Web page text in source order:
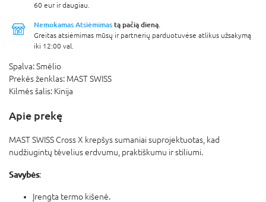
60 eur ir daugiau.
Nemokamas Atsiėmimas tą pačią dieną.
Greitas atsiėmimas mūsų ir partnerių parduotuvėse atlikus užsakymą
iki 12:00 val.
Spalva:Smėlio
Prekės ženklas: MAST SWISS
Kilmės šalis: Kinija
Apie prekę
MAST SWISS Cross X krepšys sumaniai suprojektuotas, kad
nudžiugintų tėvelius erdvumu, praktiškumu ir stiliumi.
Savybės:
Įrengta termo kišenė.